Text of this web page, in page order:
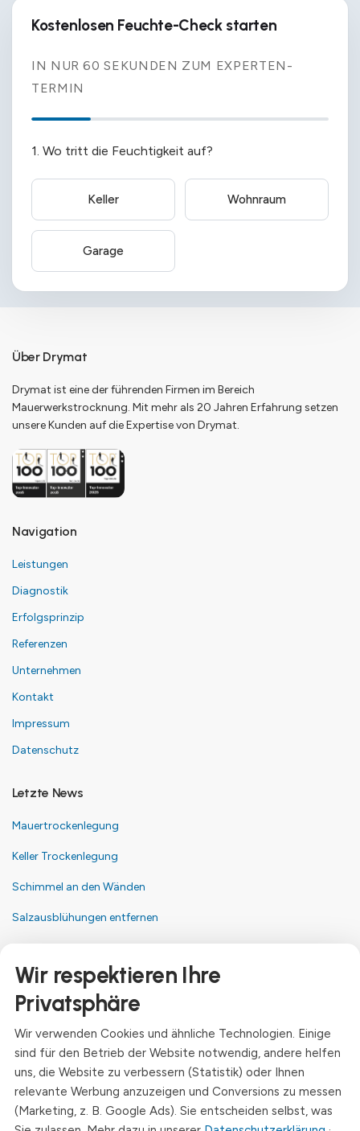
Kostenlosen Feuchte-Check starten
IN NUR 60 SEKUNDEN ZUM EXPERTEN-
TERMIN
1. Wo tritt die Feuchtigkeit auf?
Keller Wohnraum
Garage
Über Drymat
Drymat ist eine der führenden Firmen im Bereich
Mauerwerkstrocknung. Mit mehr als 20 Jahren Erfahrung setzen
unsere Kunden auf die Expertise von Drymat.
Navigation
Leistungen
Diagnostik
Erfolgsprinzip
Referenzen
Unternehmen
Kontakt
Impressum
Datenschutz
Letzte News
Mauertrockenlegung
Keller Trockenlegung
Schimmel an den Wänden
Salzausblühungen entfernen
Anschrift
Dresdner Straße 24, 09577 Niederwiesa
Telefon
+49 (0)3726 - 720 560
E-Mail
info@drymat.de
Wir respektieren Ihre
Privatsphäre
Wir verwenden Cookies und ähnliche Technologien. Einige
sind für den Betrieb der Website notwendig, andere helfen
uns, die Website zu verbessern (Statistik) oder Ihnen
relevante Werbung anzuzeigen und Conversions zu messen
(Marketing, z. B. Google Ads). Sie entscheiden selbst, was